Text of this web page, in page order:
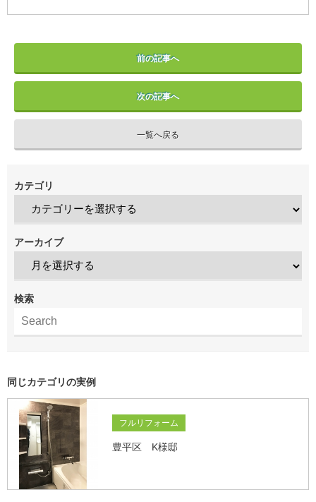
前の記事へ
次の記事へ
一覧へ戻る
カテゴリ
アーカイブ
検索
同じカテゴリの実例
フルリフォーム
豊平区 K様邸